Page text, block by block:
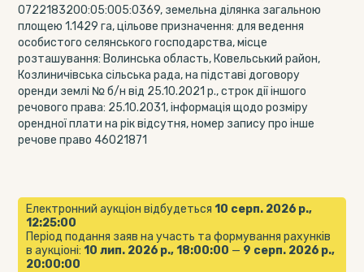
0722183200:05:005:0369, земельна ділянка загальною
площею 1.1429 га, цільове призначення: для ведення
особистого селянського господарства, місце
розташування: Волинська область, Ковельський район,
Козлиничівська сільська рада, на підставі договору
оренди землі № б/н від 25.10.2021 р., строк дії іншого
речового права: 25.10.2031, інформація щодо розміру
орендної плати на рік відсутня, номер запису про інше
речове право 46021871
Електронний аукціон відбудеться10 серп. 2026 р.,
12:25:00
Період подання заяв на участь та формування рахунків
в аукціоні:10 лип. 2026 р., 18:00:00 — 9 серп. 2026 р.,
20:00:00